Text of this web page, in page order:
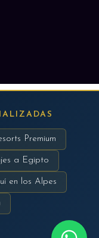
Premium
a Egipto
en los Alpes